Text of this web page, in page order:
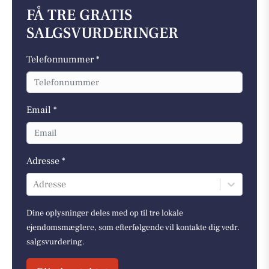
FÅ TRE GRATIS
SALGSVURDERINGER
Telefonnummer *
Email *
Adresse *
Adresse
Dine oplysninger deles med op til tre lokale
ejendomsmæglere, som efterfølgende vil kontakte dig vedr.
salgsvurdering.